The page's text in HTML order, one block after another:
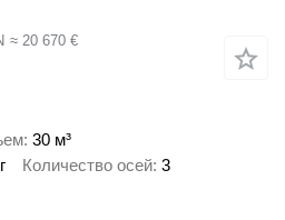
≈ 20 670 €
30 м³
Количество осей 3